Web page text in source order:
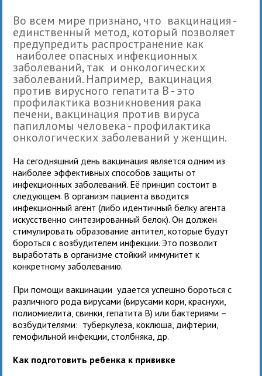
Во всем мире признано, что вакцинация -
единственный метод, который позволяет
предупредить распространение как
наиболее опасных инфекционных
заболеваний, так и онкологических
заболеваний. Например, вакцинация
против вирусного гепатита В - это
профилактика возникновения рака
печени, вакцинация против вируса
папилломы человека - профилактика
онкологических заболеваний у женщин.
На сегодняшний день вакцинация является одним из
наиболее эффективных способов защиты от
инфекционных заболеваний. Её принцип состоит в
следующем. В организм пациента вводится
инфекционный агент (либо идентичный белку агента
искусственно синтезированный белок). Он должен
стимулировать образование антител, которые будут
бороться с возбудителем инфекции. Это позволит
выработать в организме стойкий иммунитет к
конкретному заболеванию.
При помощи вакцинации удается успешно бороться с
различного рода вирусами (вирусами кори, краснухи,
полиомиелита, свинки, гепатита B) или бактериями –
возбудителями: туберкулеза, коклюша, дифтерии,
гемофильной инфекции, столбняка, др.
Как подготовить ребенка к прививке